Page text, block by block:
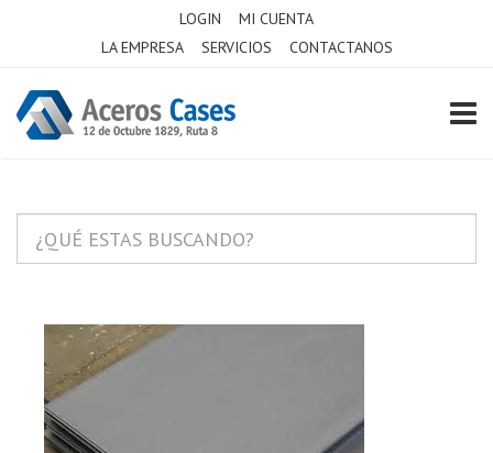
LOGIN
MI CUENTA
LA EMPRESA
SERVICIOS CONTACTANOS